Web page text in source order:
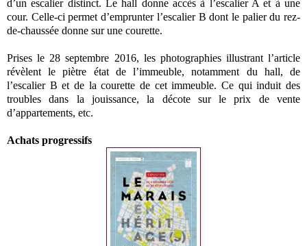
d’un escalier distinct. Le hall donne accès à l’escalier A et à une
cour. Celle-ci permet d’emprunter l’escalier B dont le palier du rez-
de-chaussée donne sur une courette.
Prises le 28 septembre 2016, les photographies illustrant l’article
révèlent le piètre état de l’immeuble, notamment du hall, de
l’escalier B et de la courette de cet immeuble. Ce qui induit des
troubles dans la jouissance, la décote sur le prix de vente
d’appartements, etc.
Achats progressifs